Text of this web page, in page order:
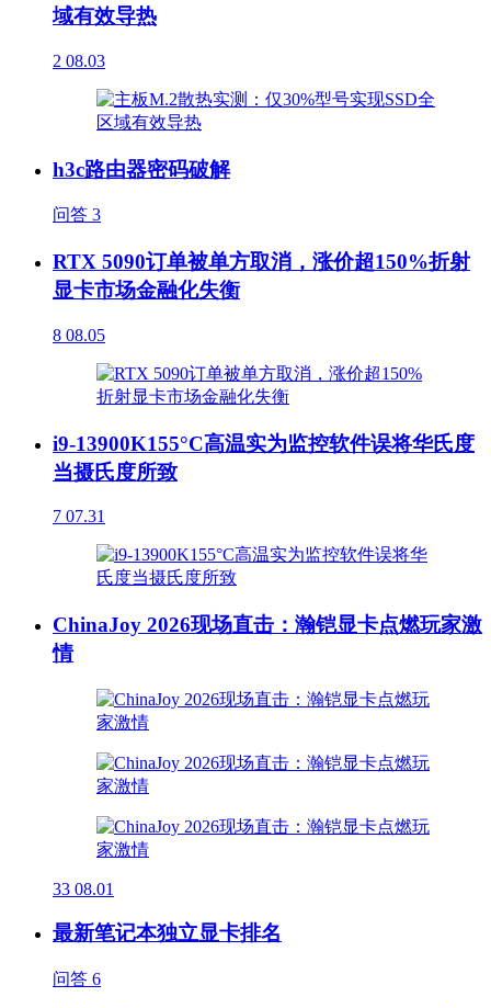
域有效导热
2 08.03
h3c路由器密码破解
问答 3
RTX 5090订单被单方取消，涨价超150%折射
显卡市场金融化失衡
8 08.05
i9-13900K155°C高温实为监控软件误将华氏度
当摄氏度所致
7 07.31
ChinaJoy 2026现场直击：瀚铠显卡点燃玩家激
情
33 08.01
最新笔记本独立显卡排名
问答 6